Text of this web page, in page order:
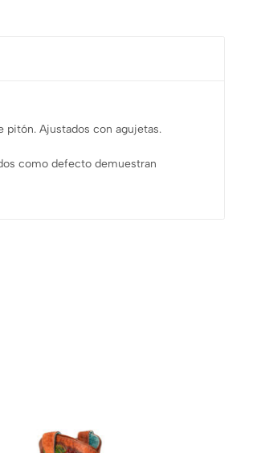
pitón. Ajustados con agujetas.
como defecto demuestran